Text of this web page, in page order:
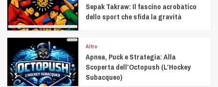
Sepak Takraw: Il fascino acrobatico
dello sport che sfida la gravità
Altro
Apnea, Puck e Strategia: Alla
Scoperta dell’Octopush (L’Hockey
Subacqueo)